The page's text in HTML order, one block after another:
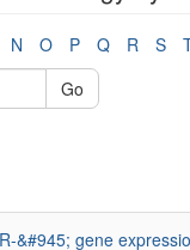
N O P Q R S
Go
&#945; gene